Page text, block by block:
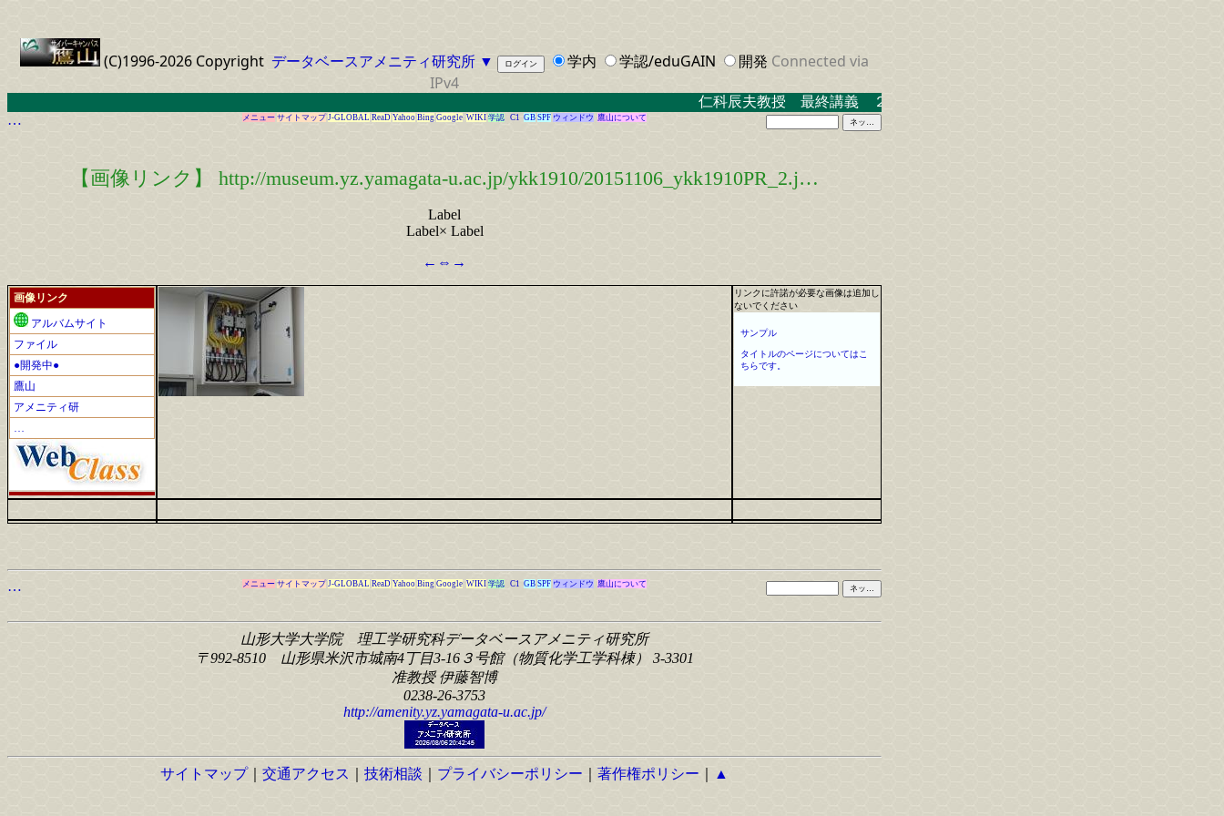
(C)1996-2026 Copyright データベースアメニティ研究所 ▼ 学内 学認/eduGAIN 開発 Connected via
IPv4
仁科辰夫教授 最終講義 ２０２３．３．１７ 米沢キャンパス中示Ａ
…
メニュー サイトマップ J-GLOBAL ReaD Yahoo Bing Google WIKI 学認 C1 GB SPF ウィンドウ 鷹山について
【画像リンク】 http://museum.yz.yamagata-u.ac.jp/ykk1910/20151106_ykk1910PR_2.j…
Label
Label× Label
← ⇔ →
画像リンク
アルバムサイト
ファイル
●開発中●
鷹山
アメニティ研
…
リンクに許諾が必要な画像は追加し
ないでください
サンプル
タイトルのページについてはこ
ちらです。
… メニュー サイトマップ J-GLOBAL ReaD Yahoo Bing Google WIKI 学認 C1 GB SPF ウィンドウ 鷹山について
山形大学大学院 理工学研究科データベースアメニティ研究所
〒992-8510 山形県米沢市城南4丁目3-16３号館（物質化学工学科棟） 3-3301
准教授 伊藤智博
0238-26-3753
http://amenity.yz.yamagata-u.ac.jp/
サイトマップ｜ 交通アクセス 技術相談 プライバシーポリシー 著作権ポリシー ▲